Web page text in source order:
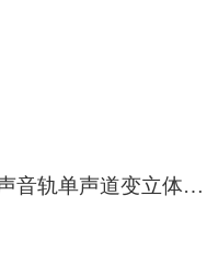
会声会影声音轨单声道变立体声 会声会影音频轨道如何调节声音